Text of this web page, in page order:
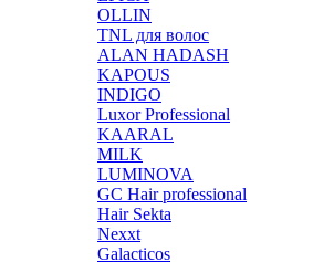
OLLIN
TNL для волос
ALAN HADASH
KAPOUS
INDIGO
Luxor Professional
KAARAL
MILK
LUMINOVA
GC Hair professional
Hair Sekta
Nexxt
Galacticos